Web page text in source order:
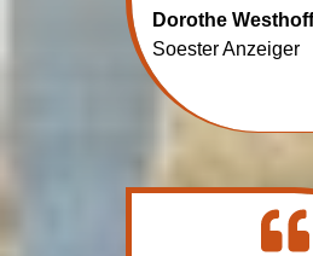
Dorothe Westhoff
Soester Anzeiger